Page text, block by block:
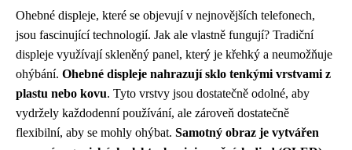
Ohebné displeje, které se objevují v nejnovějších telefonech,
jsou fascinující technologií. Jak ale vlastně fungují? Tradiční
displeje využívají skleněný panel, který je křehký a neumožňuje
ohýbání. Ohebné displeje nahrazují sklo tenkými vrstvami z
plastu nebo kovu. Tyto vrstvy jsou dostatečně odolné, aby
vydržely každodenní používání, ale zároveň dostatečně
flexibilní, aby se mohly ohýbat. Samotný obraz je vytvářen